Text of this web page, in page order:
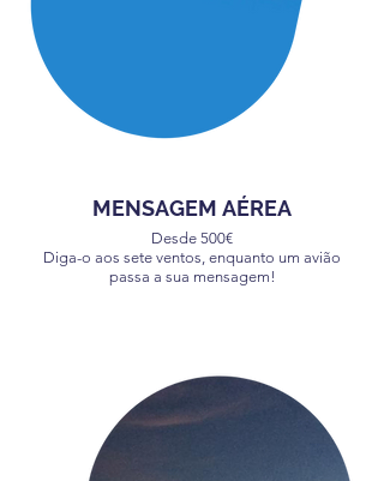
MENSAGEM AÉREA
Desde 500€
Diga-o aos sete ventos, enquanto um avião
passa a sua mensagem!